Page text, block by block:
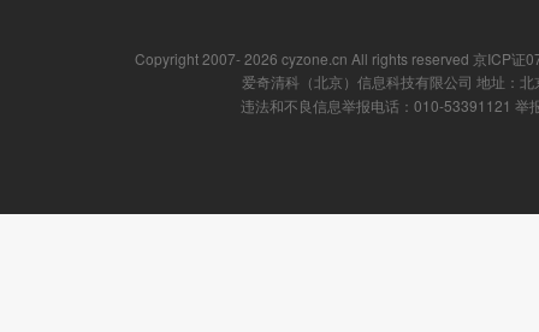
Copyright 2007- 2026 cyzone.cn All rights reserved 京ICP证
爱奇清科（北京）信息科技有限公司 地址：
违法和不良信息举报电话：010-53391121 举